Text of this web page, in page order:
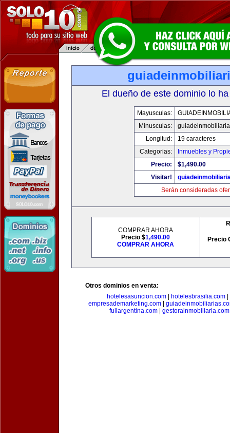
El dueño de este dominio lo
Mayusculas:
Minusculas:
Longitud:
19 caracteres
Categorias:
Inmuebles y
Precio:
$1,490.00
Visitar!
Serán consideradas
COMPRAR AHORA
Precio $1,490.00
COMPRAR AHORA
Precio
Otros dominios en venta:
hotelesasuncion.com| hotelesbrasilia.com|
empresademarketing.com|
fullargentina.com
gestorainmobiliaria.com